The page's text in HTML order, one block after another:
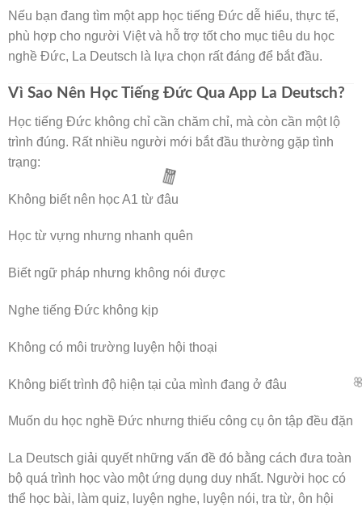
Nếu bạn đang tìm một app học tiếng Đức dễ hiểu, thực tế,
phù hợp cho người Việt và hỗ trợ tốt cho mục tiêu du học
nghề Đức, La Deutsch là lựa chọn rất đáng để bắt đầu.
Vì Sao Nên Học Tiếng Đức Qua App La Deutsch?
Học tiếng Đức không chỉ cần chăm chỉ, mà còn cần một lộ
trình đúng. Rất nhiều người mới bắt đầu thường gặp tình
trạng:
Không biết nên học A1 từ đâu
Học từ vựng nhưng nhanh quên
Biết ngữ pháp nhưng không nói được
Nghe tiếng Đức không kịp
Không có môi trường luyện hội thoại
Không biết trình độ hiện tại của mình đang ở đâu
Muốn du học nghề Đức nhưng thiếu công cụ ôn tập đều đặn
La Deutsch giải quyết những vấn đề đó bằng cách đưa toàn
bộ quá trình học vào một ứng dụng duy nhất. Người học có
thể học bài, làm quiz, luyện nghe, luyện nói, tra từ, ôn hội